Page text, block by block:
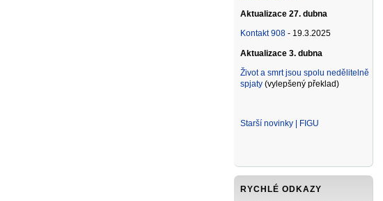
Aktualizace 27. dubna
Kontakt 908- 19.3.2025
Aktualizace 3. dubna
Život a smrt jsou spolu nedělitelně
spjaty(vylepšený překlad)
Starší novinky | FIGU
RYCHLÉ ODKAZY